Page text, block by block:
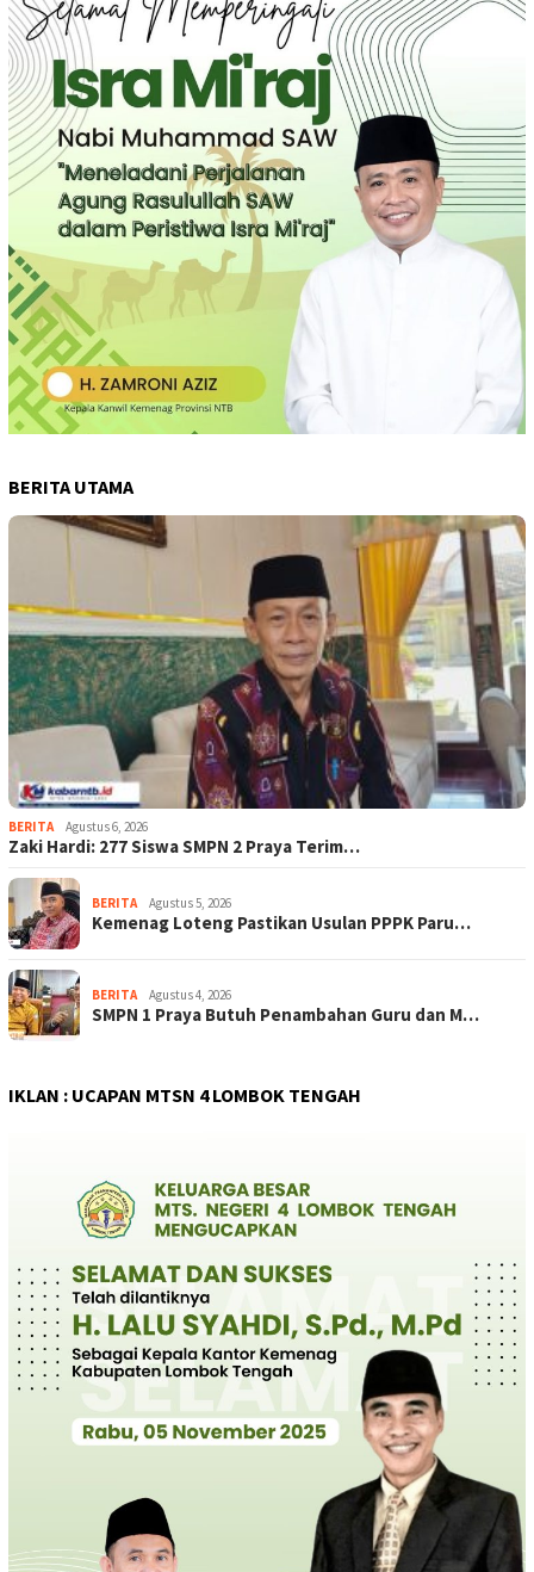
BERITA UTAMA
BERITA Agustus 6, 2026
Zaki Hardi: 277 Siswa SMPN 2 Praya Terim…
BERITA Agustus 5, 2026
Kemenag Loteng Pastikan Usulan PPPK Paru…
BERITA Agustus 4, 2026
SMPN 1 Praya Butuh Penambahan Guru dan M…
IKLAN : UCAPAN MTSN 4 LOMBOK TENGAH